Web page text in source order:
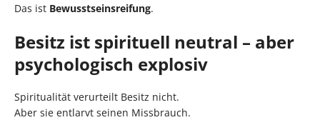
Das ist Bewusstseinsreifung.
Besitz ist spirituell neutral – aber
psychologisch explosiv
Spiritualität verurteilt Besitz nicht.
Aber sie entlarvt seinen Missbrauch.